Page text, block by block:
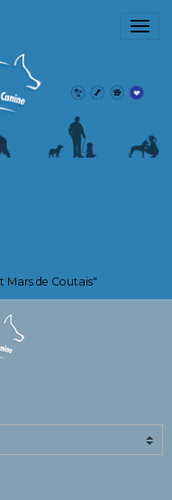
Mars de Coutais"